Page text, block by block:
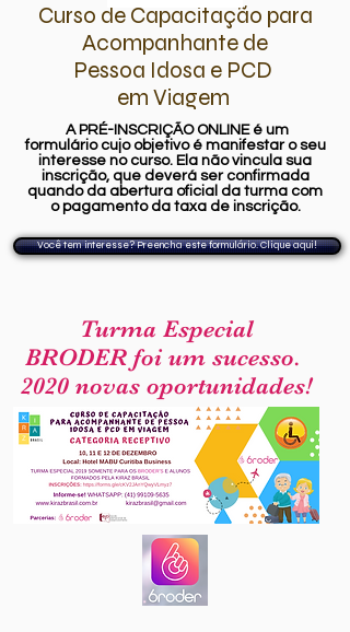
Curso de Capacitação para
Acompanhante de
Pessoa Idosa e PCD
em Viagem
A PRÉ-INSCRIÇÃO ONLINE é um
formuláriocujo objetivo é manifestar o seu
interesse no curso. Ela não vincula sua
inscrição, que deverá ser confirmada
quando da abertura oficial da turma com
o pagamento da taxa de inscrição.
Você tem interesse? Preencha este formulário. Clique aqui!
Turma Especial
BRODER foi um sucesso.
2020 novas oportunidades!